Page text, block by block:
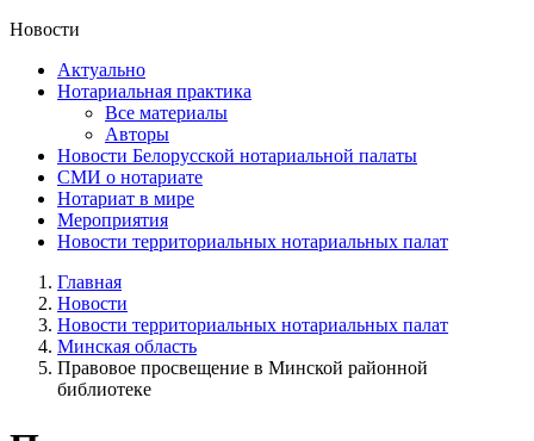
Новости
Актуально
Нотариальная практика
Все материалы
Авторы
Новости Белорусской нотариальной палаты
СМИ о нотариате
Нотариат в мире
Мероприятия
Новости территориальных нотариальных палат
Главная
Новости
Новости территориальных нотариальных палат
Минская область
Правовое просвещение в Минской районной
библиотеке